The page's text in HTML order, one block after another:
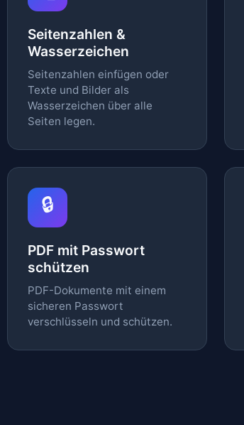
Seitenzahlen &
Wasserzeichen
Seitenzahlen einfügen oder
Texte und Bilder als
Wasserzeichen über alle
Seiten legen.
🔒
PDF mit Passwort
schützen
PDF-Dokumente mit einem
sicheren Passwort
verschlüsseln und schützen.